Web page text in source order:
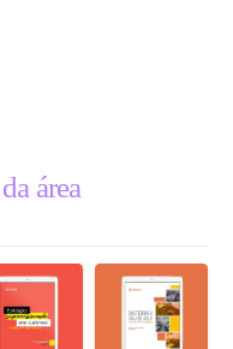
área